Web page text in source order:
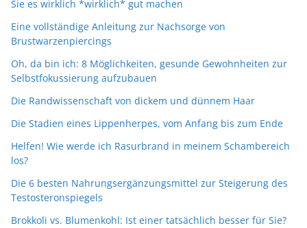
Sie es wirklich *wirklich* gut machen
Eine vollständige Anleitung zur Nachsorge von
Brustwarzenpiercings
Oh, da bin ich: 8 Möglichkeiten, gesunde Gewohnheiten zur
Selbstfokussierung aufzubauen
Die Randwissenschaft von dickem und dünnem Haar
Die Stadien eines Lippenherpes, vom Anfang bis zum Ende
Helfen! Wie werde ich Rasurbrand in meinem Schambereich
los?
Die 6 besten Nahrungsergänzungsmittel zur Steigerung des
Testosteronspiegels
Brokkoli vs. Blumenkohl: Ist einer tatsächlich besser für Sie?